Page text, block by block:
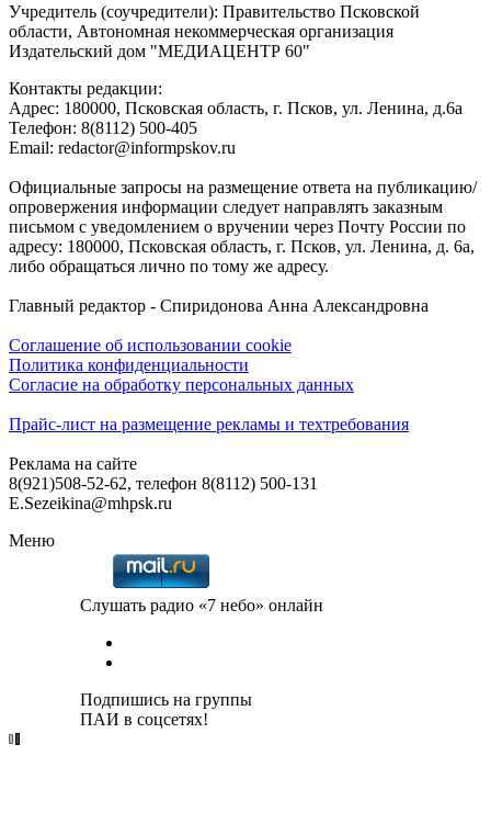
Учредитель (соучредители): Правительство Псковской
области, Автономная некоммерческая организация
Издательский дом "МЕДИАЦЕНТР 60"
Контакты редакции:
Адреc: 180000, Псковская область, г. Псков, ул. Ленина, д.6а
Телефон: 8(8112) 500-405
Email: redactor@informpskov.ru
Официальные запросы на размещение ответа на публикацию/
опровержения информации следует направлять заказным
письмом с уведомлением о вручении через Почту России по
адресу: 180000, Псковская область, г. Псков, ул. Ленина, д. 6а,
либо обращаться лично по тому же адресу.
Главный редактор - Спиридонова Анна Александровна
Соглашение об использовании cookie
Политика конфиденциальности
Согласие на обработку персональных данных
Прайс-лист на размещение рекламы и техтребования
Реклама на сайте
8(921)508-52-62, телефон 8(8112) 500-131
E.Sezeikina@mhpsk.ru
Меню
Слушать радио «7 небо» онлайн
Подпишись на группы
ПАИ в соцсетях!